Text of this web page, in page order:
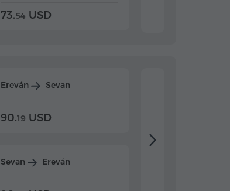
73.54 USD
Ereván Sevan
90.19 USD
Sevan Ereván